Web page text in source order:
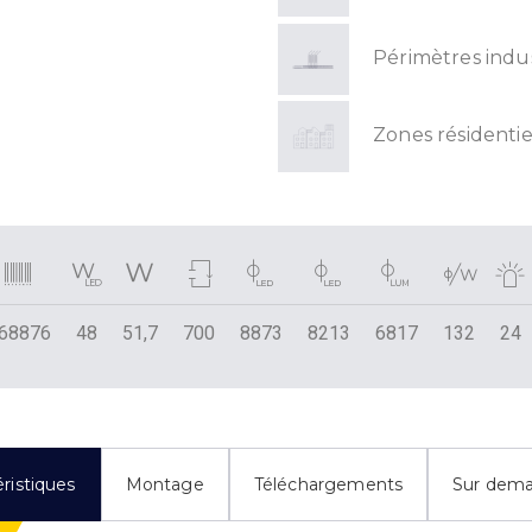
Périmètres
Zones
48 51,7 700 8873 8213 6817 132 24
Montage Téléchargements Sur